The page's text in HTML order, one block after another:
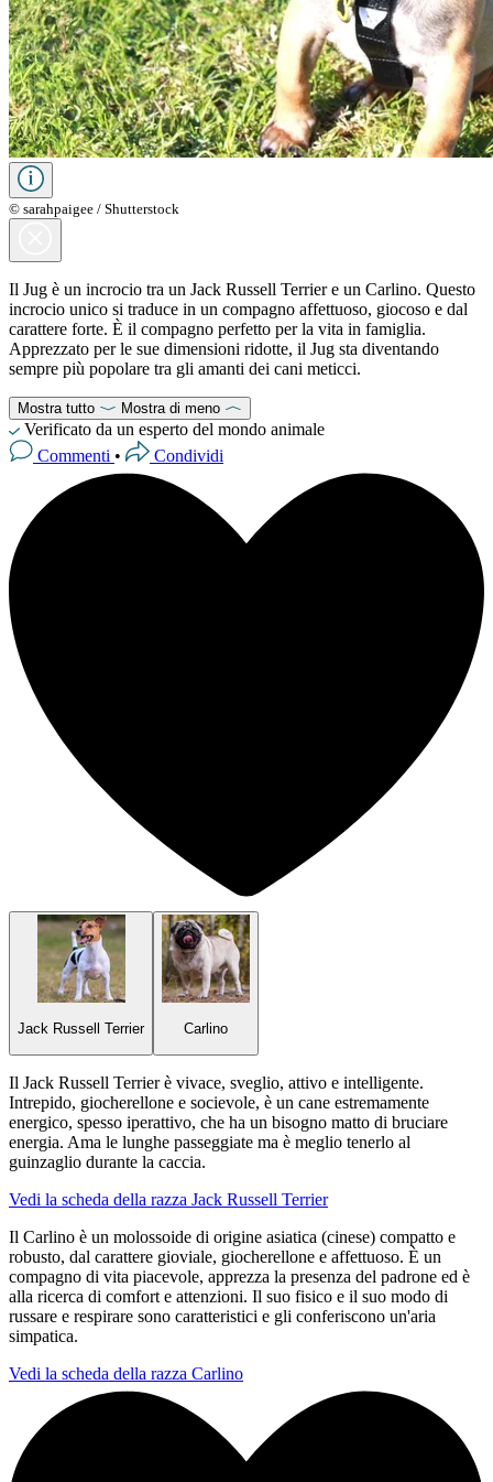
© sarahpaigee / Shutterstock
Il Jug è un incrocio tra un Jack Russell Terrier e un Carlino. Questo
incrocio unico si traduce in un compagno affettuoso, giocoso e dal
carattere forte. È il compagno perfetto per la vita in famiglia.
Apprezzato per le sue dimensioni ridotte, il Jug sta diventando
sempre più popolare tra gli amanti dei cani meticci.
Mostra tutto Mostra di meno
Verificato da un esperto del mondo animale
Commenti • Condividi
Jack Russell Terrier Carlino
Il Jack Russell Terrier è vivace, sveglio, attivo e intelligente.
Intrepido, giocherellone e socievole, è un cane estremamente
energico, spesso iperattivo, che ha un bisogno matto di bruciare
energia. Ama le lunghe passeggiate ma è meglio tenerlo al
guinzaglio durante la caccia.
Vedi la scheda della razza Jack Russell Terrier
Il Carlino è un molossoide di origine asiatica (cinese) compatto e
robusto, dal carattere gioviale, giocherellone e affettuoso. È un
compagno di vita piacevole, apprezza la presenza del padrone ed è
alla ricerca di comfort e attenzioni. Il suo fisico e il suo modo di
russare e respirare sono caratteristici e gli conferiscono un'aria
simpatica.
Vedi la scheda della razza Carlino